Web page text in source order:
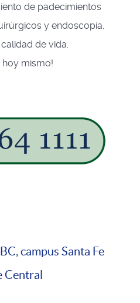
de padecimientos
y endoscopía.
de vida.
hoy mismo!
campus Santa Fe
Central